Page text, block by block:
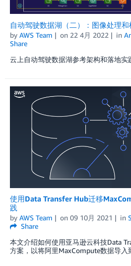
自动驾驶数据湖（二）：图像处理和
by AWS Team on 22 4月 2022 in
Share
云上自动驾驶数据湖参考架构和落地实
使用Data Transfer Hub迁移
践
by AWS Team on 09 10月 2021 in
Share
本文介绍如何使用亚马逊云科技Data
方案，以将阿里MaxCompute数据导入